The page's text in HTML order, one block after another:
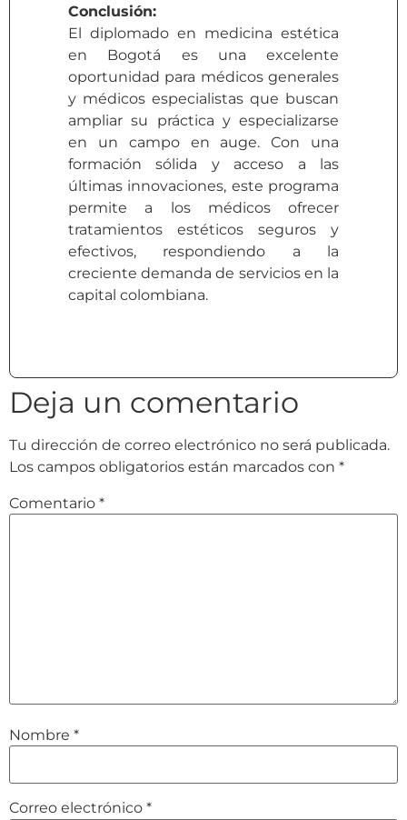
Conclusión:
El diplomado en medicina estética
en Bogotá es una excelente
oportunidad para médicos generales
y médicos especialistas que buscan
ampliar su práctica y especializarse
en un campo en auge. Con una
formación sólida y acceso a las
últimas innovaciones, este programa
permite a los médicos ofrecer
tratamientos estéticos seguros y
efectivos, respondiendo a la
creciente demanda de servicios en la
capital colombiana.
Deja un comentario
Tu dirección de correo electrónico no será publicada.
Los campos obligatorios están marcados con *
Comentario *
Nombre *
Correo electrónico *